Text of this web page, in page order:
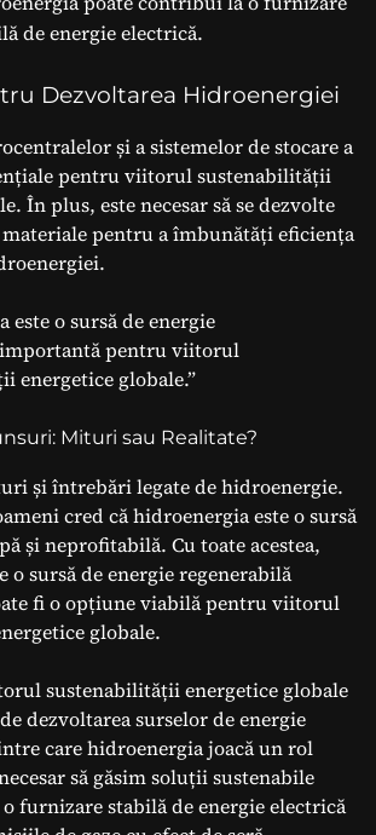
de energie electrică.
Dezvoltarea Hidroenergiei
și a sistemelor de stocare a
pentru viitorul sustenabilității
În plus, este necesar să se dezvolte
pentru a îmbunătăți eficiența
este o sursă de energie
pentru viitorul
energetice globale.”
Mituri sau Realitate?
și întrebări legate de hidroenergie.
cred că hidroenergia este o sursă
și neprofitabilă. Cu toate acestea,
o sursă de energie regenerabilă
fi o opțiune viabilă pentru viitorul
globale.
sustenabilității energetice globale
dezvoltarea surselor de energie
care hidroenergia joacă un rol
să găsim soluții sustenabile
furnizare stabilă de energie electrică